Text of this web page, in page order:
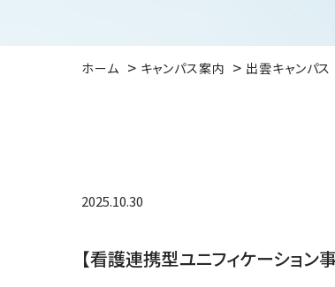
ホーム キャンパス案内 出雲キャンパス
2025.10.30
【看護連携型ユニフィケーショ